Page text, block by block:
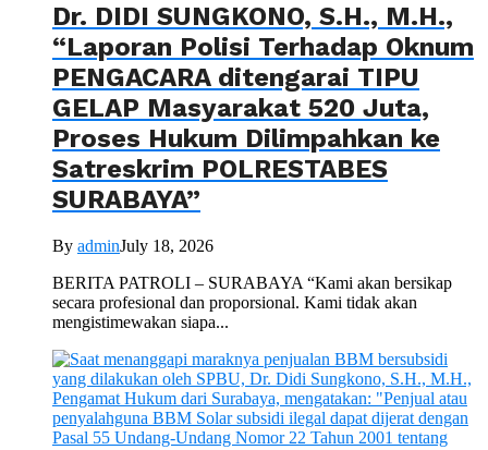
Dr. DIDI SUNGKONO, S.H., M.H.,
“Laporan Polisi Terhadap Oknum
PENGACARA ditengarai TIPU
GELAP Masyarakat 520 Juta,
Proses Hukum Dilimpahkan ke
Satreskrim POLRESTABES
SURABAYA”
By adminJuly 18, 2026
BERITA PATROLI – SURABAYA “Kami akan bersikap
secara profesional dan proporsional. Kami tidak akan
mengistimewakan siapa...